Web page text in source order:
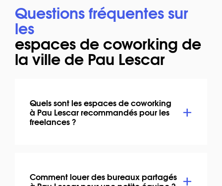
Questions fréquentes sur
les
espaces de coworking de
la ville de Pau Lescar
Quels sont les espaces de coworking
à Pau Lescar recommandés pour les
freelances ?
Comment louer des bureaux partagés